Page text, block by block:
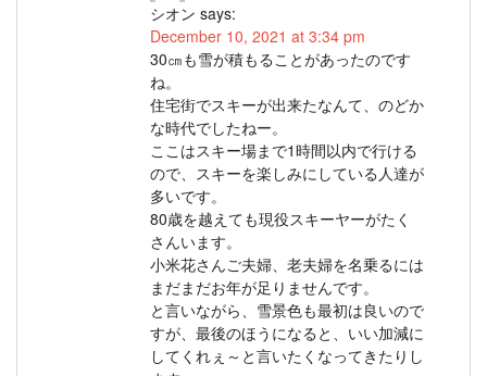
シオン says:
December 10, 2021 at 3:34 pm
30㎝も雪が積もることがあったのです
ね。
住宅街でスキーが出来たなんて、のどか
な時代でしたねー。
ここはスキー場まで1時間以内で行ける
ので、スキーを楽しみにしている人達が
多いです。
80歳を越えても現役スキーヤーがたく
さんいます。
小米花さんご夫婦、老夫婦を名乗るには
まだまだお年が足りませんです。
と言いながら、雪景色も最初は良いので
すが、最後のほうになると、いい加減に
してくれぇ～と言いたくなってきたりし